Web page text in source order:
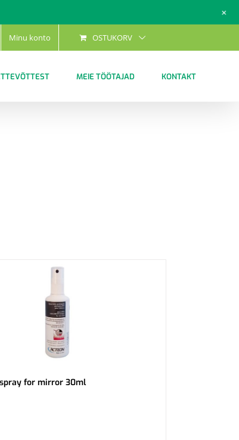
Minu konto OSTUKORV
MEIE TÖÖTAJAD KONTAKT
for mirror 30ml
+